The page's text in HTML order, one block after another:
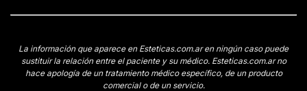
La información que aparece en Esteticas.com.ar en ningún caso puede
sustituir la relación entre el paciente y su médico. Esteticas.com.ar no
hace apología de un tratamiento médico específico, de un producto
comercial o de un servicio.